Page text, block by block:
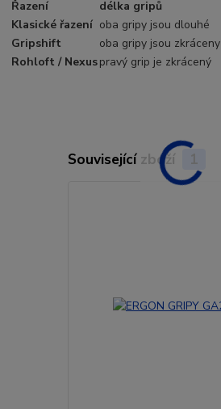
Řazení
délka gripů
Klasické řazení oba gripy jsou dlouhé
Gripshift
oba gripy jsou zkráceny
Rohloft / Nexuspravý grip je zkrácený
Související zboží 1